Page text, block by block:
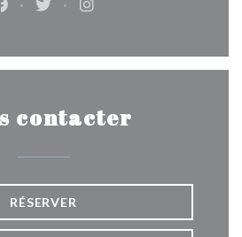
Facebook ((ouvre une nouvelle
Twitter ((ouvre une
Instagram ((ouvre
contacter
RÉSERVER